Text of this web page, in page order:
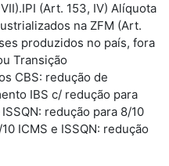
(Art. 153, IV) Alíquota
na ZFM (Art.
produzidos no país, fora
Transição
CBS: redução de
IBS c/ redução para
redução para 8/10
ICMS e ISSQN: redução